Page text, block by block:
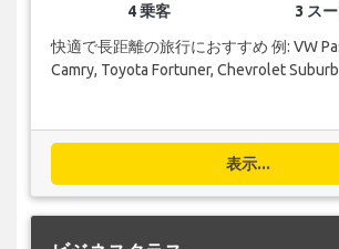
4 乗客
3 ス
快適で長距離の旅行におすすめ 例: VW
Camry, Toyota Fortuner, Chevrolet
表示...